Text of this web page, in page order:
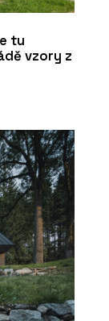
tu
vzory z